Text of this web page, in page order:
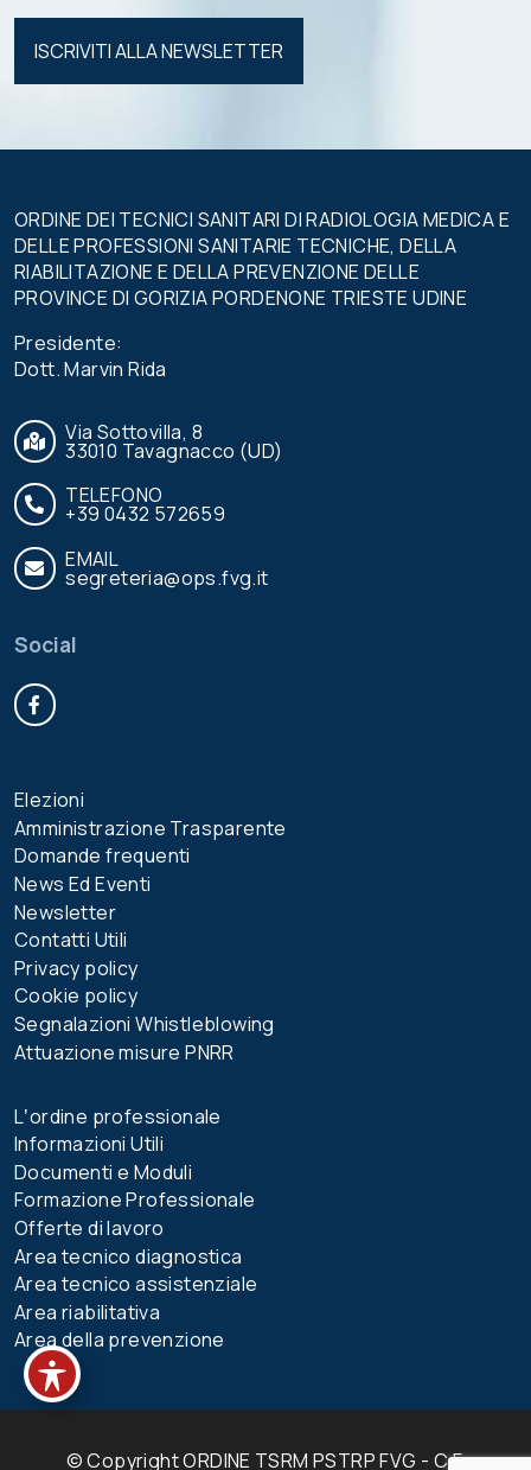
Si prega di
lasciare
ORDINE DEI TECNICI SANITARI DI RADIOLOGIA MEDICA E
DELLE PROFESSIONI SANITARIE TECNICHE, DELLA
RIABILITAZIONE E DELLA PREVENZIONE DELLE
PROVINCE DI GORIZIA PORDENONE TRIESTE UDINE
Presidente:
Dott. Marvin Rida
Via Sottovilla, 8
33010 Tavagnacco (UD)
TELEFONO
+39 0432 572659
EMAIL
segreteria@ops.fvg.it
Social
Elezioni
Amministrazione Trasparente
Domande frequenti
News Ed Eventi
Newsletter
Contatti Utili
Privacy policy
Cookie policy
Segnalazioni Whistleblowing
Attuazione misure PNRR
Lʼordine professionale
Informazioni Utili
Documenti e Moduli
Formazione Professionale
Offerte di lavoro
Area tecnico diagnostica
Area tecnico assistenziale
Area riabilitativa
Area della prevenzione
© Copyright ORDINE TSRM PSTRP FVG - C.F.